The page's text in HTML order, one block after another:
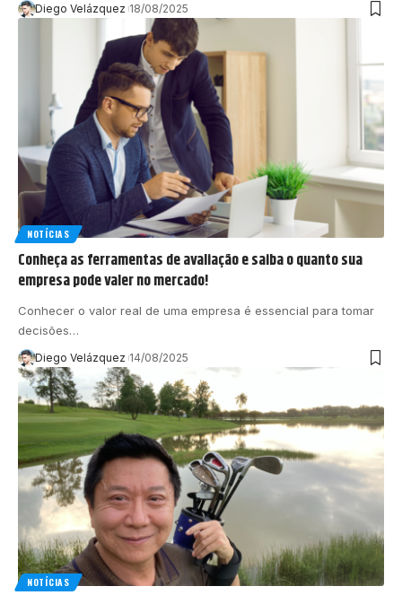
Diego Velázquez 18/08/2025
NOTÍCIAS
Conheça as ferramentas de avaliação e saiba o quanto sua
empresa pode valer no mercado!
Conhecer o valor real de uma empresa é essencial para tomar
decisões…
Diego Velázquez 14/08/2025
NOTÍCIAS